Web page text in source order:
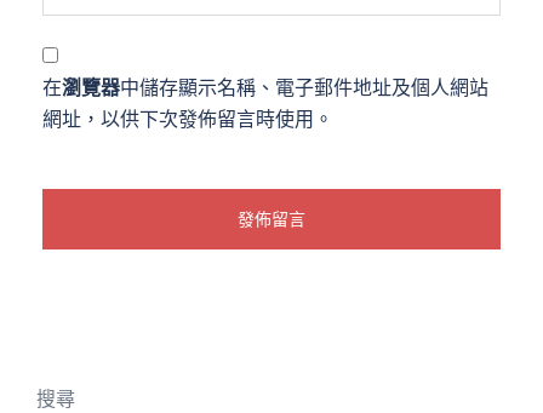
在瀏覽器中儲存顯示名稱、電子郵件地址及個人網站
網址，以供下次發佈留言時使用。
搜尋